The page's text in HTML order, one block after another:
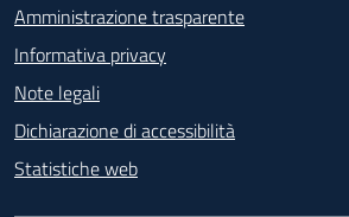
Amministrazione trasparente
Informativa privacy
Note legali
Dichiarazione di accessibilità
Statistiche web